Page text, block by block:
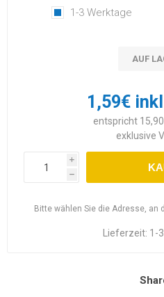
1-3 Werktage
AUF
1,59€
entspricht
exklusive
i
h
Bitte wählen Sie die Adresse, an
Lieferzeit: 1-